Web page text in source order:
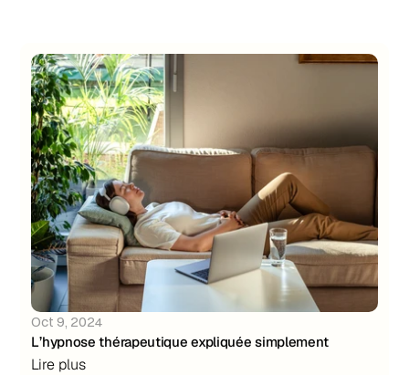
Oct 9, 2024
L’hypnose thérapeutique expliquée simplement
Lire plus